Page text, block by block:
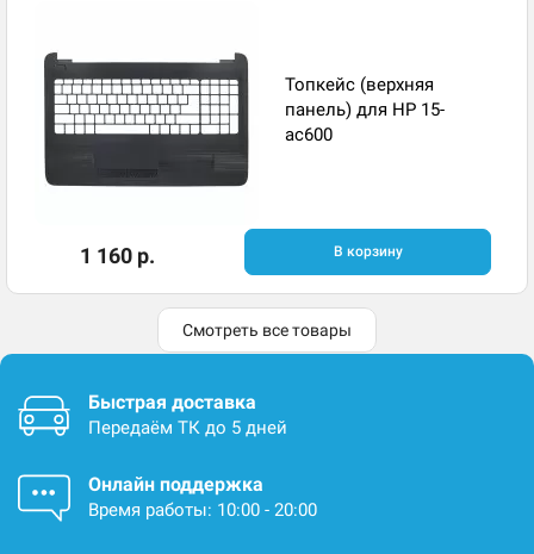
Топкейс (верхняя
панель) для HP 15-
ac600
1 160 р. В корзину
Смотреть все товары
Быстрая доставка
Передаём ТК до 5 дней
Онлайн поддержка
Время работы: 10:00 - 20:00